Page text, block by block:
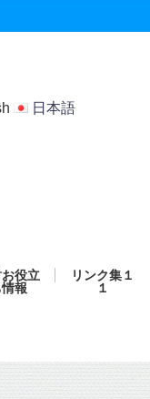
日本語
役立
情報
リンク集１
１